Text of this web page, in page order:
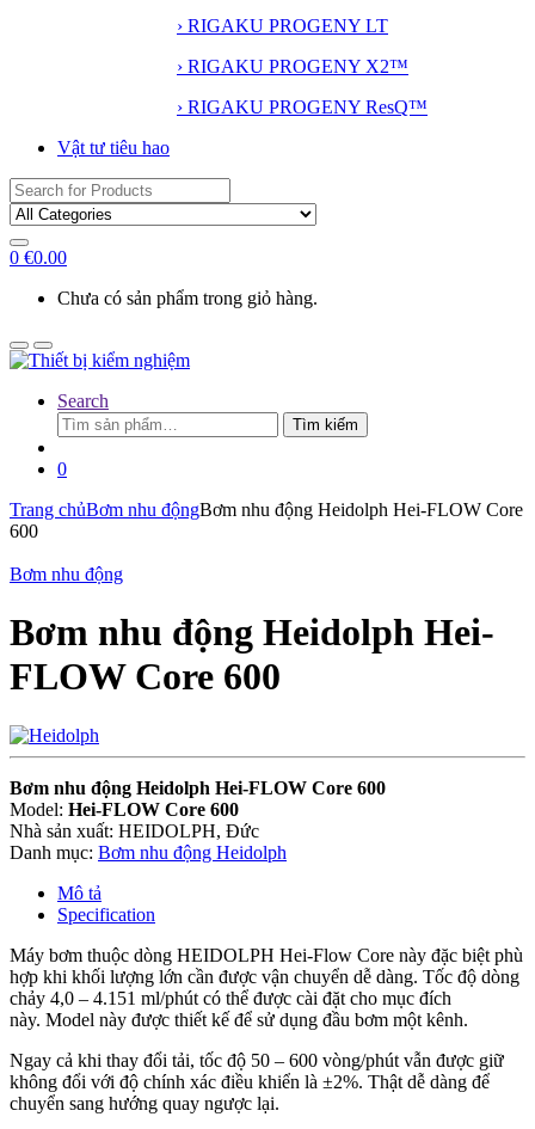
› RIGAKU PROGENY LT
› RIGAKU PROGENY X2™
› RIGAKU PROGENY ResQ™
Vật tư tiêu hao
Search
for:
0 €0.00
Chưa có sản phẩm trong giỏ hàng.
Search
Tìm
kiếm:
Tìm kiếm
0
Trang chủBơm nhu độngBơm nhu động Heidolph Hei-FLOW Core
600
Bơm nhu động
Bơm nhu động Heidolph Hei-
FLOW Core 600
Bơm nhu động Heidolph Hei-FLOW Core 600
Model: Hei-FLOW Core 600
Nhà sản xuất: HEIDOLPH, Đức
Danh mục: Bơm nhu động Heidolph
Mô tả
Specification
Máy bơm thuộc dòng HEIDOLPH Hei-Flow Core này đặc biệt phù
hợp khi khối lượng lớn cần được vận chuyển dễ dàng. Tốc độ dòng
chảy 4,0 – 4.151 ml/phút có thể được cài đặt cho mục đích
này. Model này được thiết kế để sử dụng đầu bơm một kênh.
Ngay cả khi thay đổi tải, tốc độ 50 – 600 vòng/phút vẫn được giữ
không đổi với độ chính xác điều khiển là ±2%. Thật dễ dàng để
chuyển sang hướng quay ngược lại.